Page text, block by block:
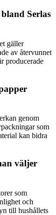
Serlas
gäller
av återvunnet
producerade
genom
som
kan bidra
väljer
som
och
till hushållets